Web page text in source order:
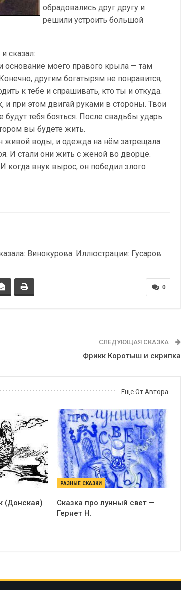
обрадовались друг другу и
решили устроить большой
сказал:
моего правого крыла — там
другим богатырям не понравится,
к тебе и спрашивать, кто ты и откуда.
и при этом двигай руками в стороны. Твои
тебя бояться. После свадьбы ударь
вы будете жить.
живой воды, и одежда на нём затрещала
И стали они жить с женой во дворце.
когда внук вырос, он победил злого
Винокурова. Иллюстрации: Гусаров
0
СЛЕДУЮЩАЯ СКАЗКА
Фрикк Коротыш и скрипка
Еще От Автора
(Донская)
РАЗНЫЕ СКАЗКИ
Сказка про лунный свет —
Гернет Н.